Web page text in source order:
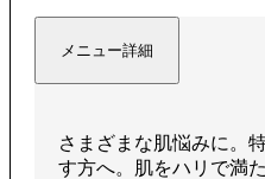
メニュー詳細
さまざまな肌悩みに。
す方へ。肌をハリで満